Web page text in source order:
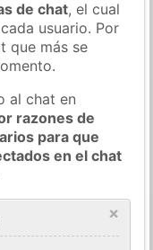
de chat, el cual
usuario. Por
que más se
al chat en
razones de
para que
en el chat
×